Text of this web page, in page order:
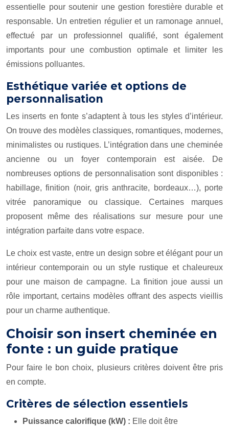
essentielle pour soutenir une gestion forestière durable et
responsable. Un entretien régulier et un ramonage annuel,
effectué par un professionnel qualifié, sont également
importants pour une combustion optimale et limiter les
émissions polluantes.
Esthétique variée et options de
personnalisation
Les inserts en fonte s’adaptent à tous les styles d’intérieur.
On trouve des modèles classiques, romantiques, modernes,
minimalistes ou rustiques. L’intégration dans une cheminée
ancienne ou un foyer contemporain est aisée. De
nombreuses options de personnalisation sont disponibles :
habillage, finition (noir, gris anthracite, bordeaux…), porte
vitrée panoramique ou classique. Certaines marques
proposent même des réalisations sur mesure pour une
intégration parfaite dans votre espace.
Le choix est vaste, entre un design sobre et élégant pour un
intérieur contemporain ou un style rustique et chaleureux
pour une maison de campagne. La finition joue aussi un
rôle important, certains modèles offrant des aspects vieillis
pour un charme authentique.
Choisir son insert cheminée en
fonte : un guide pratique
Pour faire le bon choix, plusieurs critères doivent être pris
en compte.
Critères de sélection essentiels
Puissance calorifique (kW) : Elle doit être